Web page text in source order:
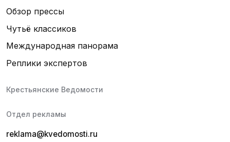
Обзор прессы
Чутьё классиков
Международная панорама
Реплики экспертов
Крестьянские Ведомости
Отдел рекламы
reklama@kvedomosti.ru